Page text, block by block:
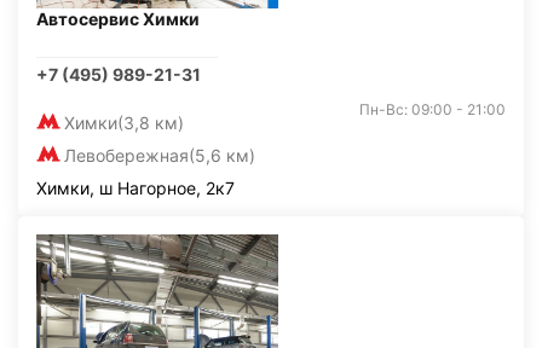
Автосервис Химки
+7 (495) 989-21-31
Химки(3,8 км)
Левобережная(5,6 км)
Пн-Вс: 09:00 - 21:00
Химки, ш Нагорное, 2к7